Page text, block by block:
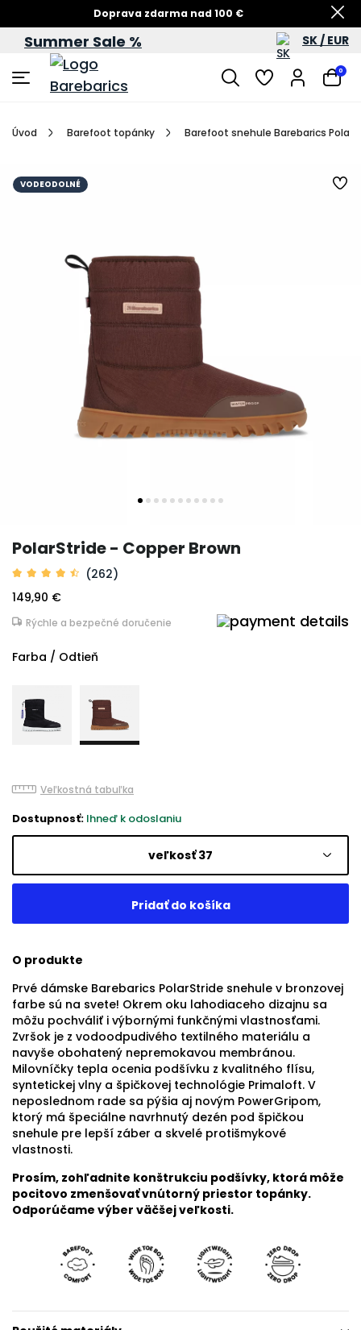
Doprava zdarma nad 100 €
Summer Sale – zľavy až do 60 %
Summer Sale % SK / EUR
0
Úvod Barefoot topánky Barefoot snehule Barebarics
VODEODOLNÉ
PolarStride - Copper Brown
(262)
149,90 €
Rýchle a bezpečné doručenie
Farba / Odtieň
Veľkostná tabuľka
Dostupnosť: Ihneď k odoslaniu
veľkosť 37
O produkte
Prvé dámske Barebarics PolarStride snehule v bronzovej
farbe sú na svete! Okrem oku lahodiaceho dizajnu sa
môžu pochváliť i výbornými funkčnými vlastnosťami.
Zvršok je z vodoodpudivého textilného materiálu a
navyše obohatený nepremokavou membránou.
Milovníčky tepla ocenia podšívku z kvalitného flísu,
syntetickej vlny a špičkovej technológie Primaloft. V
neposlednom rade sa pýšia aj novým PowerGripom,
ktorý má špeciálne navrhnutý dezén pod špičkou
snehule pre lepší záber a skvelé protišmykové
vlastnosti.
Prosím, zohľadnite konštrukciu podšívky, ktorá môže
pocitovo zmenšovať vnútorný priestor topánky.
Odporúčame výber väčšej veľkosti.